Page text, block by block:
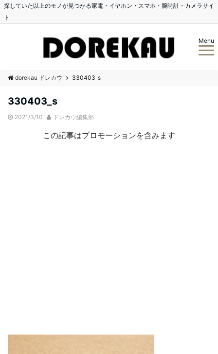
探していた以上のモノが見つかる家電・イヤホン・スマホ・腕時計・カメラサイ
ト
Menu
dorekau ドレカウ 330403_s
330403_s
2021/3/10 ドレカウ編集部
この記事はプロモーションを含みます